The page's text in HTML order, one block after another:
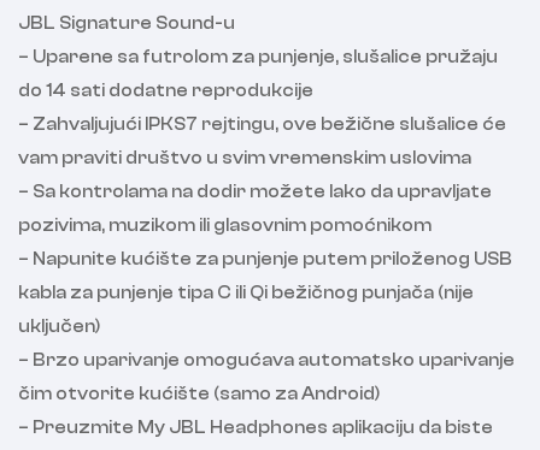
JBL Signature Sound-u
– Uparene sa futrolom za punjenje, slušalice pružaju
do 14 sati dodatne reprodukcije
– Zahvaljujući IPKS7 rejtingu, ove bežične slušalice će
vam praviti društvo u svim vremenskim uslovima
– Sa kontrolama na dodir možete lako da upravljate
pozivima, muzikom ili glasovnim pomoćnikom
– Napunite kućište za punjenje putem priloženog USB
kabla za punjenje tipa C ili Qi bežičnog punjača (nije
uključen)
– Brzo uparivanje omogućava automatsko uparivanje
čim otvorite kućište (samo za Android)
– Preuzmite My JBL Headphones aplikaciju da biste